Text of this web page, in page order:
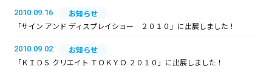
2010.09.16
お知らせ
「サイン アンド ディスプレイショー ２０１０」に出展しました！
2010.09.02
お知らせ
「ＫＩＤＳ クリエイト ＴＯＫＹＯ ２０１０」に出展しました！